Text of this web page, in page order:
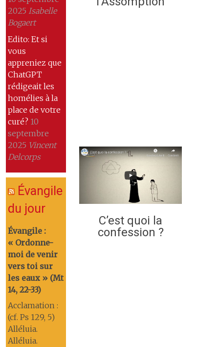
2025 Isabelle
Bogaert
Edito: Et si
vous
appreniez que
ChatGPT
rédigeait les
homélies à la
place de votre
curé? 10
septembre
2025 Vincent
Delcorps
Évangile
du jour
Évangile :
« Ordonne-
moi de venir
vers toi sur
les eaux » (Mt
14, 22-33)
Acclamation :
(cf. Ps 129, 5)
Alléluia.
Alléluia.
C’est quoi la
confession ?